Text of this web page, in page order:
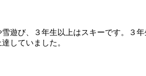
遊び、３年生以上はスキーです。３
していました。